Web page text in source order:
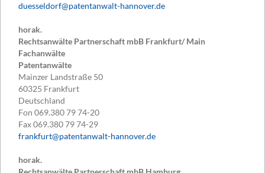
duesseldorf@patentanwalt-hannover.de
horak.
Rechtsanwälte Partnerschaft mbB Frankfurt/ Main
Fachanwälte
Patentanwälte
Mainzer Landstraße 50
60325 Frankfurt
Deutschland
Fon 069.380 79 74-20
Fax069.380 79 74-29
frankfurt@patentanwalt-hannover.de
horak.